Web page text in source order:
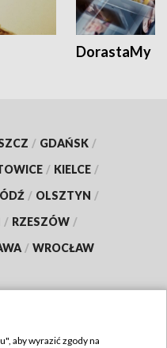
DorastaMy
/ GDAŃSK /
/ KIELCE /
/ OLSZTYN /
/ RZESZÓW /
/ WROCŁAW
aby wyrazić zgody na